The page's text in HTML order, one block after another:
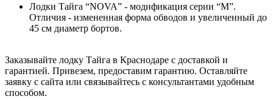
Лодки Тайга “NOVA” - модификация серии “М”.
Отличия - измененная форма обводов и увеличенный до
45 см диаметр бортов.
Заказывайте лодку Тайга в Краснодаре с доставкой и
гарантией. Привезем, предоставим гарантию. Оставляйте
заявку с сайта или связывайтесь с консультантами удобным
способом.